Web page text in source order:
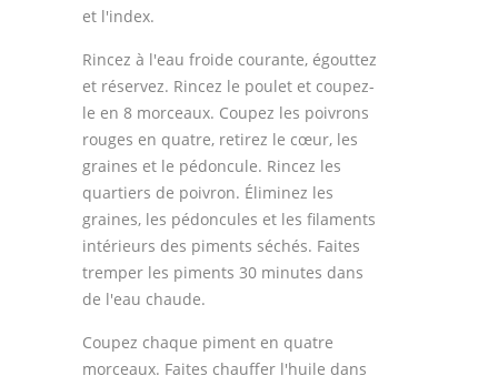
et l'index.
Rincez à l'eau froide courante, égouttez
et réservez. Rincez le poulet et coupez-
le en 8 morceaux. Coupez les poivrons
rouges en quatre, retirez le cœur, les
graines et le pédoncule. Rincez les
quartiers de poivron. Éliminez les
graines, les pédoncules et les filaments
intérieurs des piments séchés. Faites
tremper les piments 30 minutes dans
de l'eau chaude.
Coupez chaque piment en quatre
morceaux. Faites chauffer l'huile dans